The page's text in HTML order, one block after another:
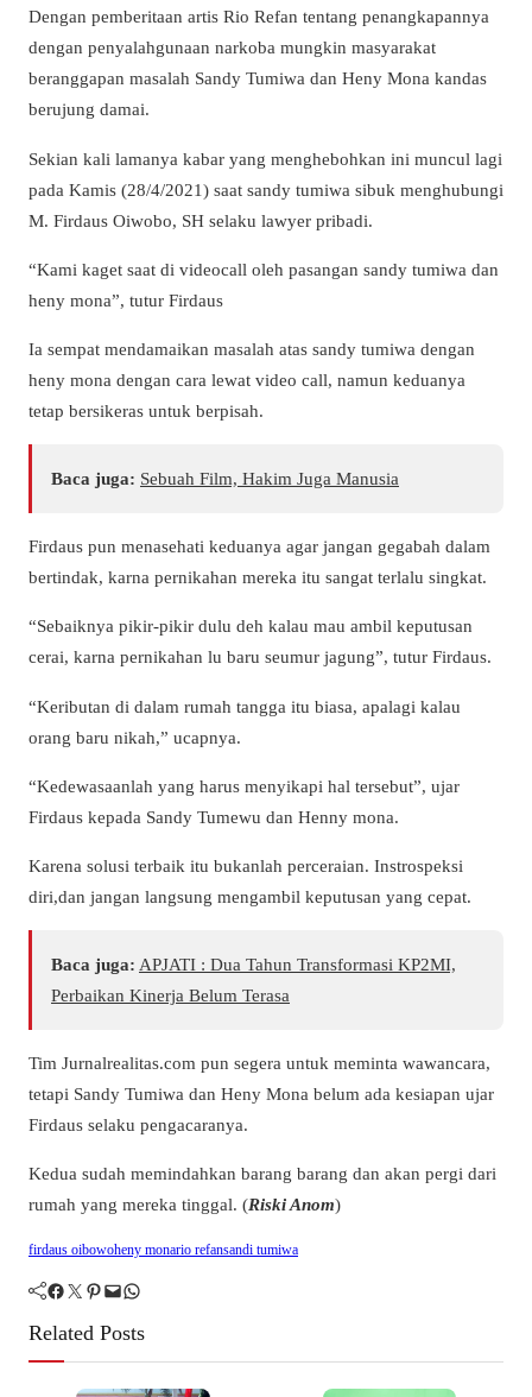
Dengan pemberitaan artis Rio Refan tentang penangkapannya
dengan penyalahgunaan narkoba mungkin masyarakat
beranggapan masalah Sandy Tumiwa dan Heny Mona kandas
berujung damai.
Sekian kali lamanya kabar yang menghebohkan ini muncul lagi
pada Kamis (28/4/2021) saat sandy tumiwa sibuk menghubungi
M. Firdaus Oiwobo, SH selaku lawyer pribadi.
“Kami kaget saat di videocall oleh pasangan sandy tumiwa dan
heny mona”, tutur Firdaus
Ia sempat mendamaikan masalah atas sandy tumiwa dengan
heny mona dengan cara lewat video call, namun keduanya
tetap bersikeras untuk berpisah.
Baca juga: Sebuah Film, Hakim Juga Manusia
Firdaus pun menasehati keduanya agar jangan gegabah dalam
bertindak, karna pernikahan mereka itu sangat terlalu singkat.
“Sebaiknya pikir-pikir dulu deh kalau mau ambil keputusan
cerai, karna pernikahan lu baru seumur jagung”, tutur Firdaus.
“Keributan di dalam rumah tangga itu biasa, apalagi kalau
orang baru nikah,” ucapnya.
“Kedewasaanlah yang harus menyikapi hal tersebut”, ujar
Firdaus kepada Sandy Tumewu dan Henny mona.
Karena solusi terbaik itu bukanlah perceraian. Instrospeksi
diri,dan jangan langsung mengambil keputusan yang cepat.
Baca juga: APJATI : Dua Tahun Transformasi KP2MI,
Perbaikan Kinerja Belum Terasa
Tim Jurnalrealitas.com pun segera untuk meminta wawancara,
tetapi Sandy Tumiwa dan Heny Mona belum ada kesiapan ujar
Firdaus selaku pengacaranya.
Kedua sudah memindahkan barang barang dan akan pergi dari
rumah yang mereka tinggal. (Riski Anom)
firdaus oibowoheny monario refansandi tumiwa
Facebook Twitter Pinterest Mail WhatsApp
Related Posts